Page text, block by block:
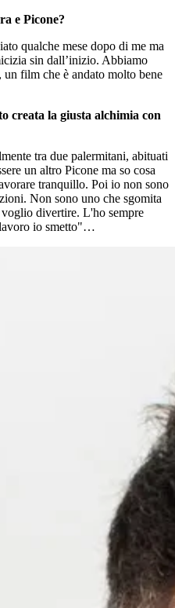
e Picone?
qualche mese dopo di me ma
sin dall’inizio. Abbiamo
film che è andato molto bene
creata la giusta alchimia con
tra due palermitani, abituati
un altro Picone ma so cosa
tranquillo. Poi io non sono
Non sono uno che sgomita
divertire. L'ho sempre
io smetto"…